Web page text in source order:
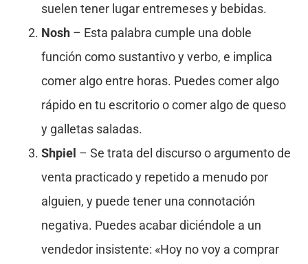
suelen tener lugar entremeses y bebidas.
Nosh– Esta palabra cumple una doble
función como sustantivo y verbo, e implica
comer algo entre horas. Puedes comer algo
rápido en tu escritorio o comer algo de queso
y galletas saladas.
Shpiel – Se trata del discurso o argumento de
venta practicado y repetido a menudo por
alguien, y puede tener una connotación
negativa. Puedes acabar diciéndole a un
vendedor insistente: «Hoy no voy a comprar